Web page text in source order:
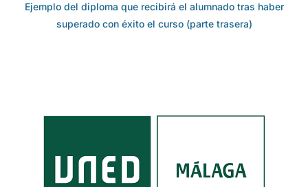
Ejemplo del diploma que recibirá el alumnado tras haber
superado con éxito el curso (parte trasera)